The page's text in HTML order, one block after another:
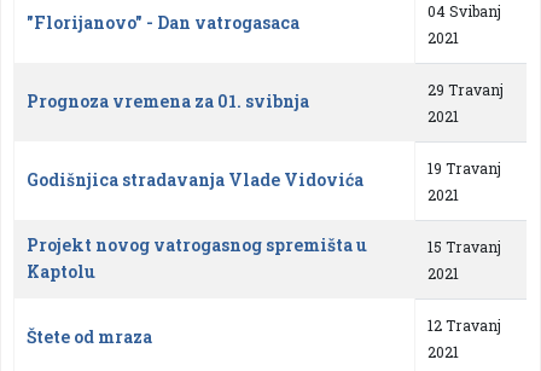
"Florijanovo" - Dan vatrogasaca
04 Svibanj
2021
Prognoza vremena za 01. svibnja
29 Travanj
2021
Godišnjica stradavanja Vlade Vidovića
19 Travanj
2021
Projekt novog vatrogasnog spremišta u
Kaptolu
15 Travanj
2021
Štete od mraza
12 Travanj
2021